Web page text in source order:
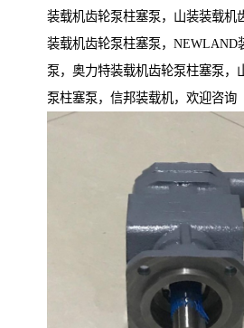
装载机齿轮泵柱塞泵，山装装载机
装载机齿轮泵柱塞泵，NEWLAND
泵，奥力特装载机齿轮泵柱塞泵，
泵柱塞泵，信邦装载机，欢迎咨询